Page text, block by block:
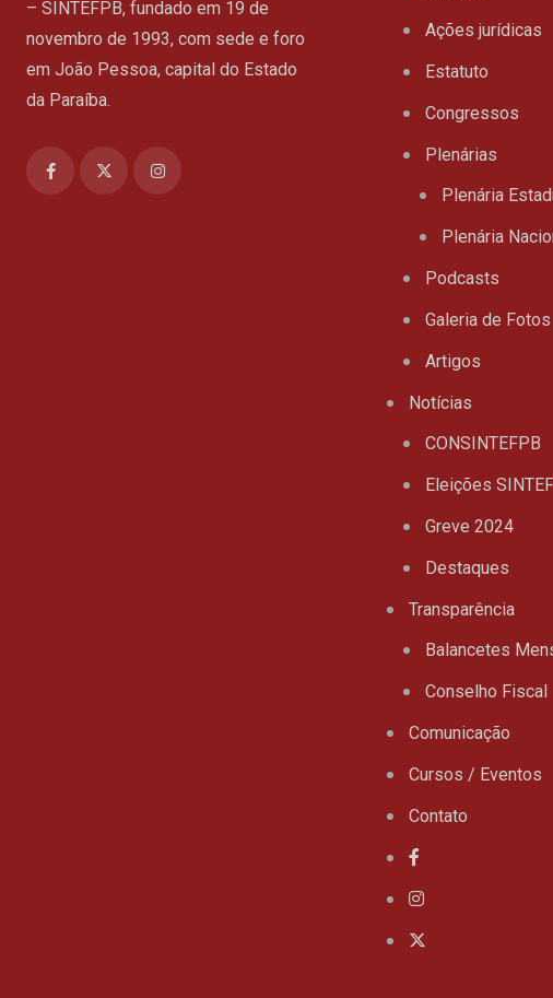
– SINTEFPB, fundado em 19 de
novembro de 1993, com sede e foro
em João Pessoa, capital do Estado
da Paraíba.
Ações jurídicas
Estatuto
Congressos
Plenárias
Plenária
Plenária
Podcasts
Galeria de Fotos
Artigos
Notícias
CONSINTEFPB
Eleições
Greve 2024
Destaques
Transparência
Balancetes
Conselho Fiscal
Comunicação
Cursos / Eventos
Contato